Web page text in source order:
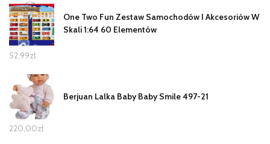
One Two Fun Zestaw Samochodów I Akcesoriów W
Skali 1:64 60 Elementów
52,99zł
Berjuan Lalka Baby Baby Smile 497-21
220,00zł